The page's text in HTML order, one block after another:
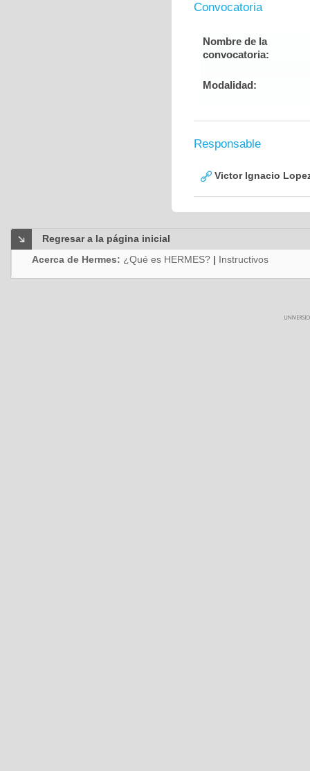
Convocatoria
Nombre de la
convocatoria:
Modalidad:
Responsable
Victor Ignacio
Regresar a la página inicial
Acerca de Hermes: ¿Qué es HERMES? | Instructivos